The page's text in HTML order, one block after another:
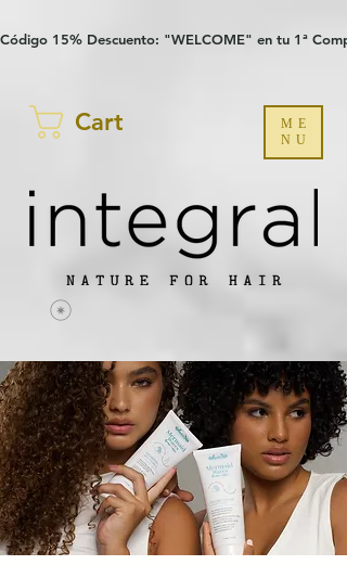
Código 15% Descuento: "WELCOME" en tu 1ª
Cart
ME
NU